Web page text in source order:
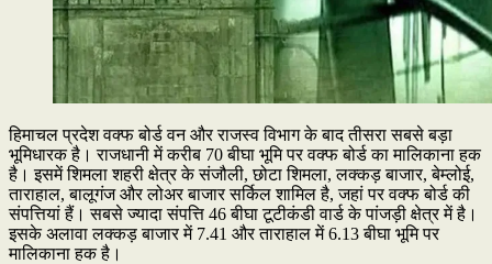
हिमाचल प्रदेश वक्फ बोर्ड वन और राजस्व विभाग के बाद तीसरा सबसे बड़ा
भूमिधारक है। राजधानी में करीब 70 बीघा भूमि पर वक्फ बोर्ड का मालिकाना हक
है। इसमें शिमला शहरी क्षेत्र के संजौली, छोटा शिमला, लक्कड़ बाजार, बेम्लोई,
ताराहाल, बालूगंज और लोअर बाजार सर्किल शामिल है, जहां पर वक्फ बोर्ड की
संपत्तियां हैं। सबसे ज्यादा संपत्ति 46 बीघा टूटीकंडी वार्ड के पांजड़ी क्षेत्र में है।
इसके अलावा लक्कड़ बाजार में 7.41 और ताराहाल में 6.13 बीघा भूमि पर
मालिकाना हक है।